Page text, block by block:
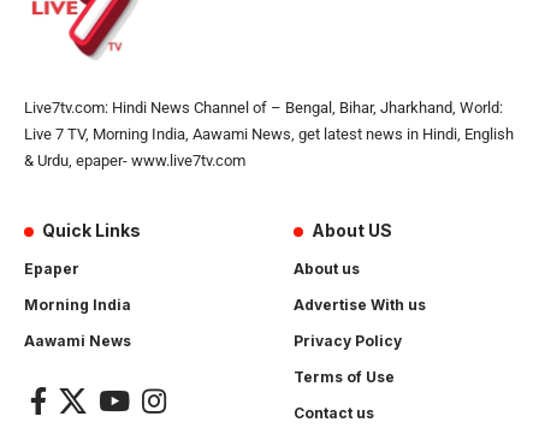
Live7tv.com: Hindi News Channel of – Bengal, Bihar, Jharkhand, World:
Live 7 TV, Morning India, Aawami News, get latest news in Hindi, English
& Urdu, epaper- www.live7tv.com
Quick Links
Epaper
Morning India
Aawami News
About US
About us
Advertise With us
Privacy Policy
Terms of Use
Contact us